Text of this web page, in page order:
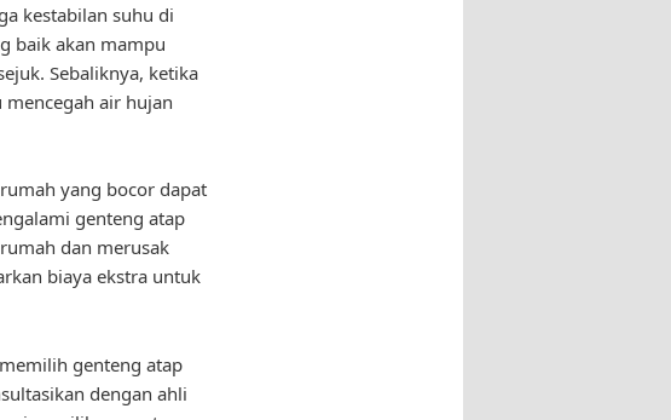
kestabilan suhu di
baik akan mampu
Sebaliknya, ketika
air hujan
yang bocor dapat
genteng atap
dan merusak
biaya ekstra untuk
genteng atap
dengan ahli